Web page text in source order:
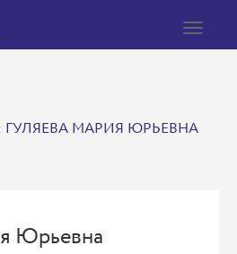
Toggle
МАРИЯ ЮРЬЕВНА
Юрьевна